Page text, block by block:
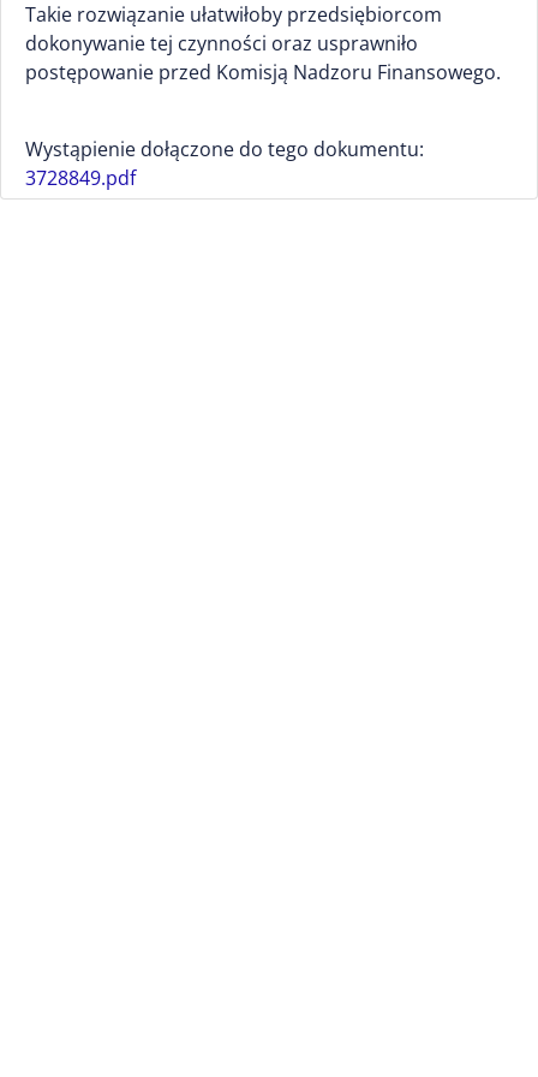
Takie rozwiązanie ułatwiłoby przedsiębiorcom
dokonywanie tej czynności oraz usprawniło
postępowanie przed Komisją Nadzoru Finansowego.
Wystąpienie dołączone do tego dokumentu:
3728849.pdf